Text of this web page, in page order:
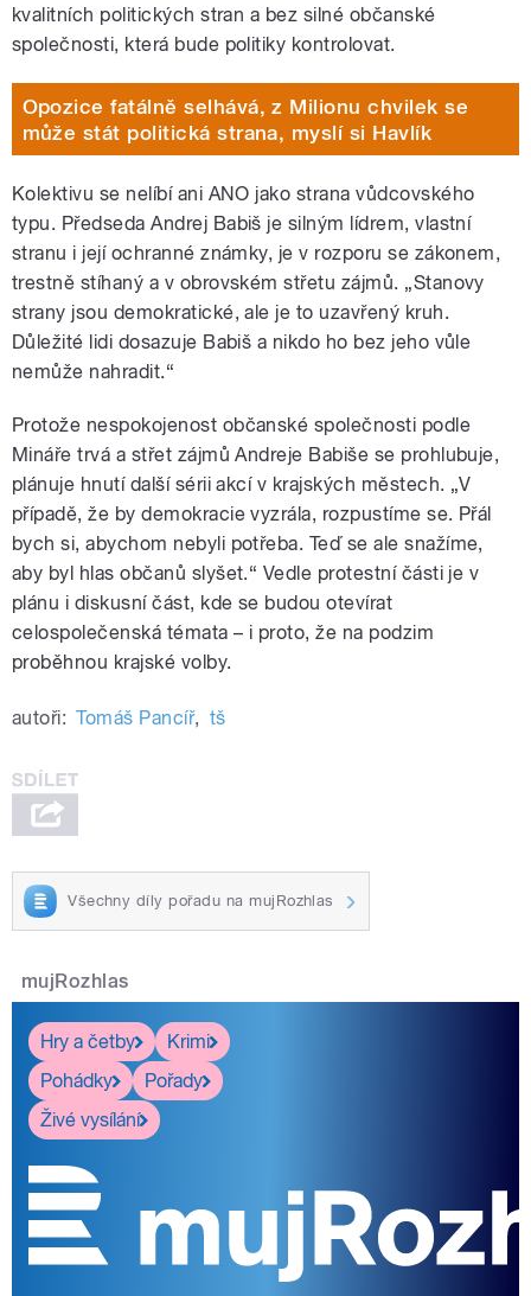
kvalitních politických stran a bez silné občanské
společnosti, která bude politiky kontrolovat.
Opozice fatálně selhává, z Milionu chvilek se
může stát politická strana, myslí si Havlík
Kolektivu se nelíbí ani ANO jako strana vůdcovského
typu. Předseda Andrej Babiš je silným lídrem, vlastní
stranu i její ochranné známky, je v rozporu se zákonem,
trestně stíhaný a v obrovském střetu zájmů. „Stanovy
strany jsou demokratické, ale je to uzavřený kruh.
Důležité lidi dosazuje Babiš a nikdo ho bez jeho vůle
nemůže nahradit.“
Protože nespokojenost občanské společnosti podle
Mináře trvá a střet zájmů Andreje Babiše se prohlubuje,
plánuje hnutí další sérii akcí v krajských městech. „V
případě, že by demokracie vyzrála, rozpustíme se. Přál
bych si, abychom nebyli potřeba. Teď se ale snažíme,
aby byl hlas občanů slyšet.“ Vedle protestní části je v
plánu i diskusní část, kde se budou otevírat
celospolečenská témata – i proto, že na podzim
proběhnou krajské volby.
autoři: Tomáš Pancíř, tš
Všechny díly pořadu na mujRozhlas
mujRozhlas
Hry a četby
Krimi
Pohádky
Pořady
Živé vysílání